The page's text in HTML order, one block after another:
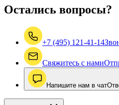
Остались вопросы?
+7 (495) 121-41-14
Свяжитесь с нами
Напишите нам в чат